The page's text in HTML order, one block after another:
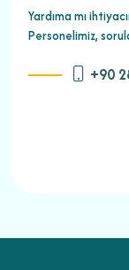
Yardıma mı
Personelimiz,
+90